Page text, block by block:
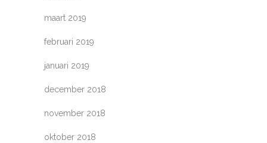
maart 2019
februari 2019
januari 2019
december 2018
november 2018
oktober 2018